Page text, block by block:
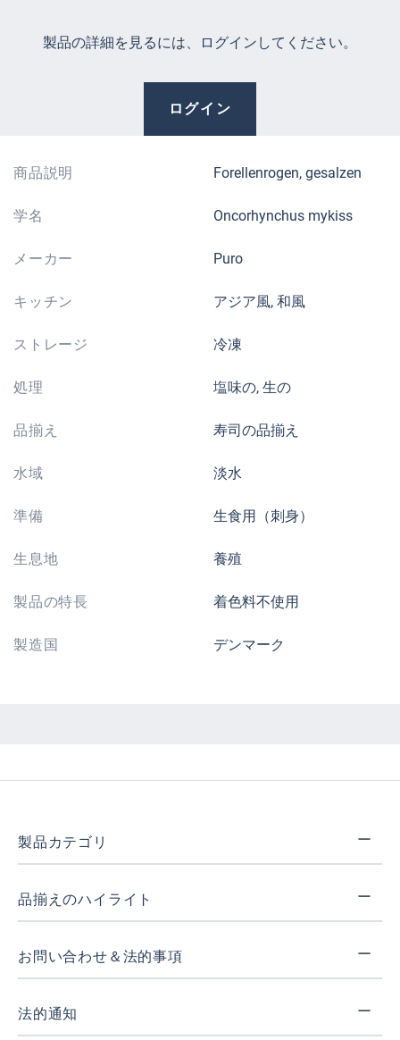
製品の詳細を見るには、ログインしてください。
ログイン
商品説明 Forellenrogen, gesalzen
学名 Oncorhynchus mykiss
メーカー Puro
キッチン アジア風, 和風
ストレージ 冷凍
処理 塩味の, 生の
品揃え 寿司の品揃え
水域 淡水
準備 生食用（刺身）
生息地 養殖
製品の特長 着色料不使用
製造国 デンマーク
製品カテゴリ
品揃えのハイライト
お問い合わせ＆法的事項
法的通知